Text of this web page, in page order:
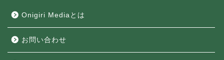
Onigiri Mediaとは
お問い合わせ